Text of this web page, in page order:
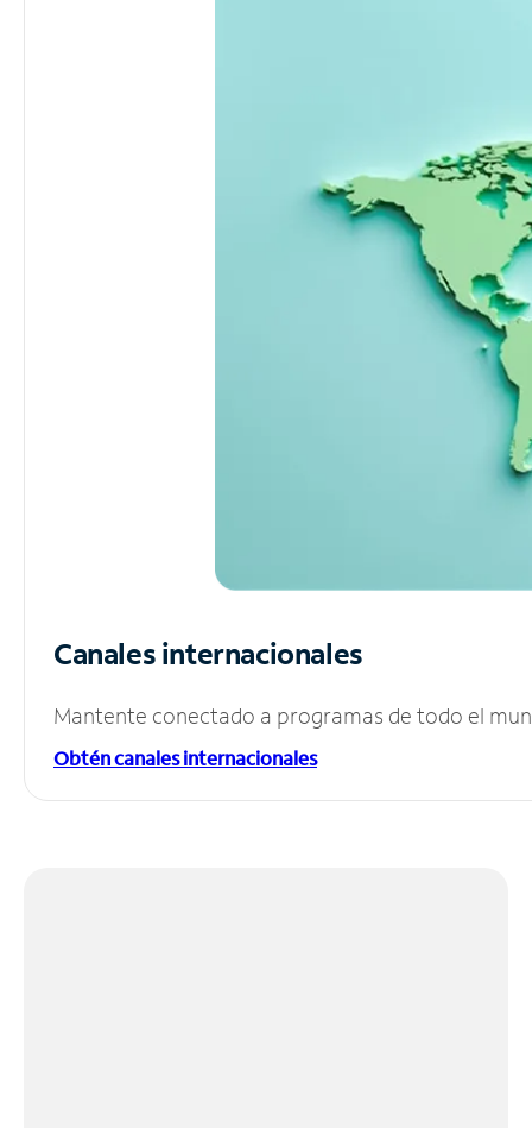
Canales internacionales
Mantente conectado a programas de todo el
Obtén canales internacionales